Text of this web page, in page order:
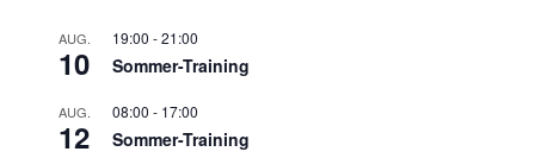
AUG.
10
19:00 -21:00
Sommer-Training
AUG.
12
08:00 - 17:00
Sommer-Training